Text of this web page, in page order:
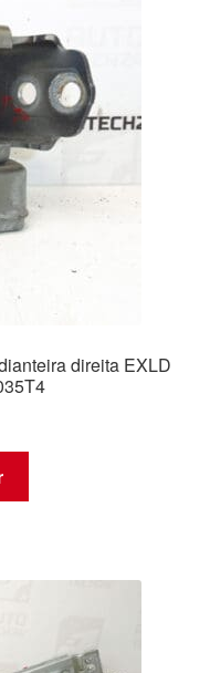
direita EXLD